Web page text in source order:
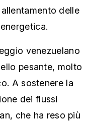
delle
venezuelano
pesante, molto
A sostenere la
dei flussi
che ha reso più